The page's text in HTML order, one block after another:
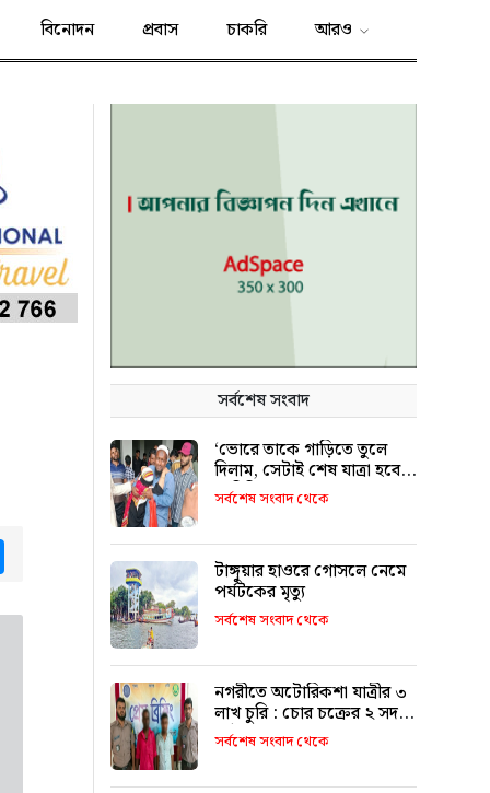
বিনোদন প্রবাস চাকরি আরও
সর্বশেষ সংবাদ
‘ভোরে তাকে গাড়িতে তুলে
দিলাম, সেটাই শেষ যাত্রা হবে
ভাবিনি’
সর্বশেষ সংবাদ থেকে
টাঙ্গুয়ার হাওরে গোসলে নেমে
পর্যটকের মৃত্যু
সর্বশেষ সংবাদ থেকে
নগরীতে অটোরিকশা যাত্রীর ৩
লাখ চুরি : চোর চক্রের ২ সদস্য
আটক
সর্বশেষ সংবাদ থেকে